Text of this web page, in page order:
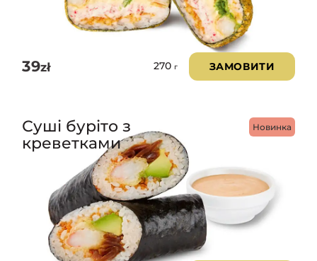
39zł 270 г ЗАМОВИТИ
Новинка
Суші буріто з
креветками